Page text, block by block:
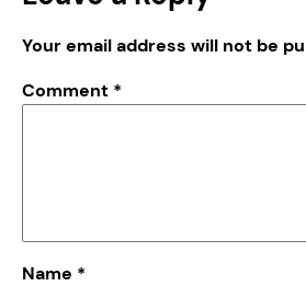
Your email address will not be
Comment *
Name *